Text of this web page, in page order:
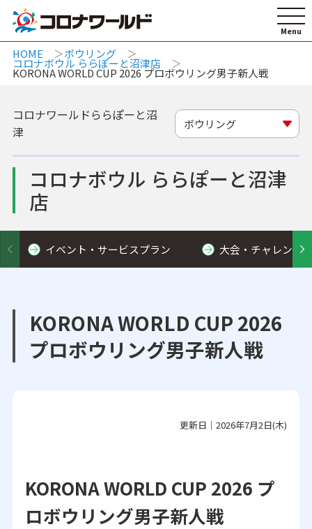
HOME ボウリング
コロナボウル ららぽーと沼津店
KORONA WORLD CUP 2026 プロボウリング男子新人戦
コロナボウル ららぽーと沼津
店
コロナワールドららぽーと沼
津
ボウリング
イベント・サービスプラン 大会・チャレンジ
KORONA WORLD CUP 2026
プロボウリング男子新人戦
更新日｜2026年7月2日(木)
KORONA WORLD CUP 2026 プ
ロボウリング男子新人戦